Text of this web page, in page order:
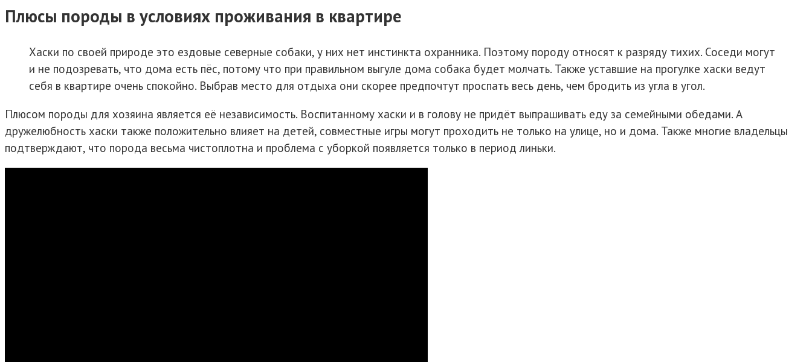
Плюсы породы в условиях проживания в квартире
Хаски по своей природе это ездовые северные собаки, у них нет инстинкта охранника. Поэтому породу относят к разряду тихих. Соседи могут
и не подозревать, что дома есть пёс, потому что при правильном выгуле дома собака будет молчать. Также уставшие на прогулке хаски ведут
себя в квартире очень спокойно. Выбрав место для отдыха они скорее предпочтут проспать весь день, чем бродить из угла в угол.
Плюсом породы для хозяина является её независимость. Воспитанному хаски и в голову не придёт выпрашивать еду за семейными обедами. А
дружелюбность хаски также положительно влияет на детей, совместные игры могут проходить не только на улице, но и дома. Также многие владельцы
подтверждают, что порода весьма чистоплотна и проблема с уборкой появляется только в период линьки.